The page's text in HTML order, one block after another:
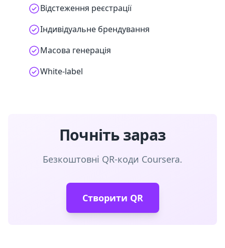
Відстеження реєстрації
Індивідуальне брендування
Масова генерація
White-label
Почніть зараз
Безкоштовні QR-коди Coursera.
Створити QR